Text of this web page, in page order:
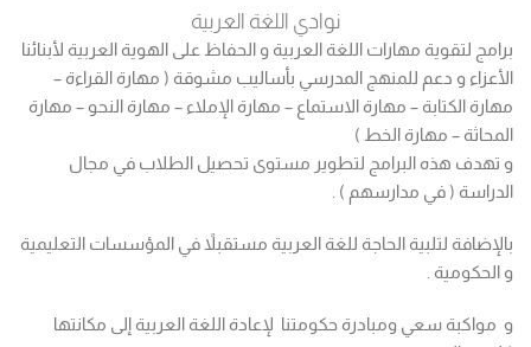
نوادي اللغة العربية
برامج لتقوية مهارات اللغة العربية و الحفاظ على الهوية العربية لأبنائنا
الأعزاء و دعم للمنهج المدرسي بأساليب مشوقة ( مهارة القراءة –
مهارة الكتابة – مهارة الاستماع – مهارة الإملاء – مهارة النحو – مهارة
المحاثة – مهارة الخط )
و تهدف هذه البرامج لتطوير مستوى تحصيل الطلاب في مجال
الدراسة ( في مدارسهم ) .
بالإضافة لتلبية الحاجة للغة العربية مستقبلاً في المؤسسات التعليمية
و الحكومية .
و مواكبة سعي ومبادرة حكومتنا لإعادة اللغة العربية إلى مكانتها